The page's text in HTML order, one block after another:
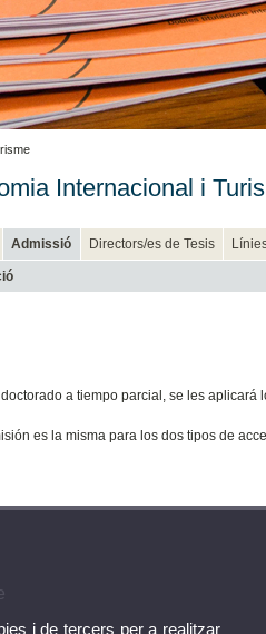
Internacional i
Admissió Directors/es de Tesis
a tiempo parcial, se les
es la misma para los dos tipos de
i de tercers per a realitzar